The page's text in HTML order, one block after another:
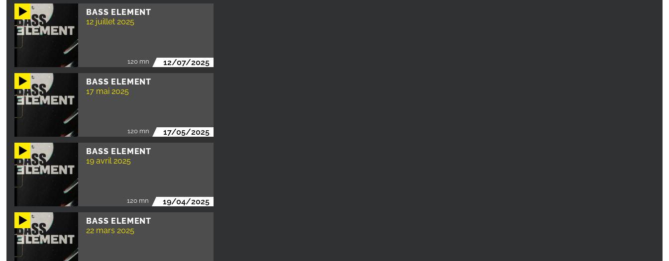
BASS ELEMENT
12 juillet 2025
120 mn 12/07/2025
BASS ELEMENT
17 mai 2025
120 mn 17/05/2025
BASS ELEMENT
19 avril 2025
120 mn 19/04/2025
BASS ELEMENT
22 mars 2025